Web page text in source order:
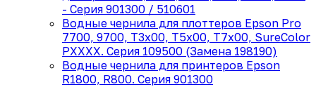
- Серия 901300 / 510601
Водные чернила для плоттеров Epson Pro
7700, 9700, T3x00, T5x00, T7x00, SureColor
PXXXX. Серия 109500 (Замена 198190)
Водные чернила для принтеров Epson
R1800, R800. Серия 901300